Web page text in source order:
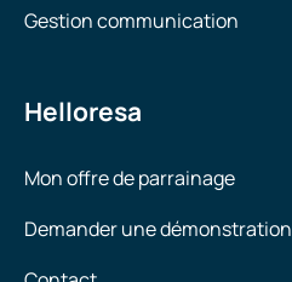
Gestion communication
Helloresa
Mon offre de parrainage
Demander une démonstration